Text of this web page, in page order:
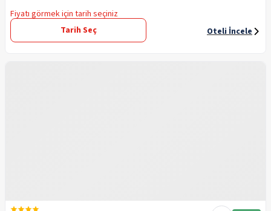
Fiyatı görmek için tarih seçiniz
Tarih Seç
Oteli İncele